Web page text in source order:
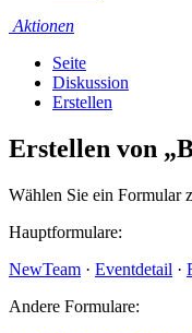
Aktionen
Seite
Diskussion
Erstellen
Erstellen von
Wählen Sie ein Formular
Hauptformulare:
NewTeam · Eventdetail ·
Andere Formulare: